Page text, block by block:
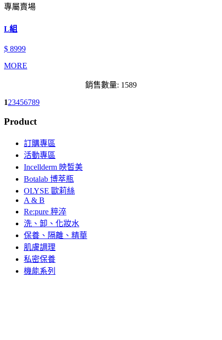
專屬賣場
L組
$ 8999
MORE
銷售數量: 1589
123456789
Product
訂購專區
活動專區
Incellderm 映皙美
Botalab 博萃瓶
OLYSE 歐莉絲
A & B
Re:pure 粹淬
洗、卸、化妝水
保養、隔離、精華
肌膚調理
私密保養
機能系列